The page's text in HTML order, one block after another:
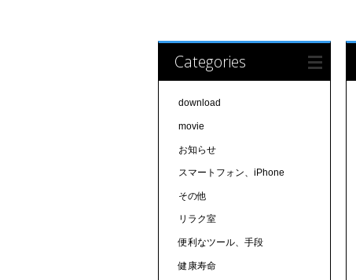
Categories
download
movie
お知らせ
スマートフォン、iPhone
その他
リラク室
便利なツール、手段
健康寿命